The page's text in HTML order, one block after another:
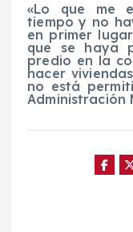
«Lo que me
tiempo y no
en primer
que se haya
predio en la
hacer
no está
Administración